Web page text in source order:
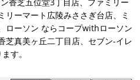
リーマート広陵みささぎ台店、ミ
ローソン ならコープwithローソン
芝真美ヶ丘二丁目店、セブン-イレ
す。